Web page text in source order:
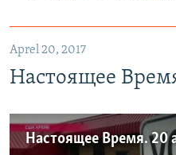
Aprel 20, 2017
Настоящее
Настоящее Время. 20